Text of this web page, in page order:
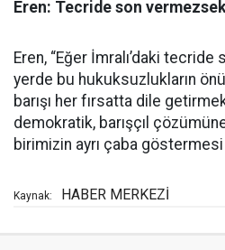
Eren: Tecride son
Eren, “Eğer İmralı’daki
yerde bu hukuksuzlukların
barışı her fırsatta dile
demokratik, barışçıl
birimizin ayrı çaba göstermesi
Kaynak: HABER MERKEZİ